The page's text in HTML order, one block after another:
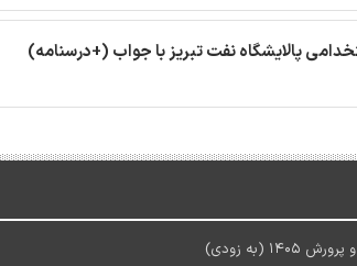
پالایشگاه نفت تبریز با جواب (+درسنامه)
(به زودی)